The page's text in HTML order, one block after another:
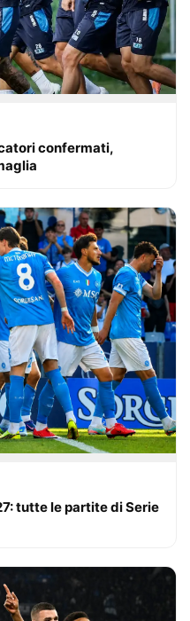
confermati,
tutte le partite di Serie